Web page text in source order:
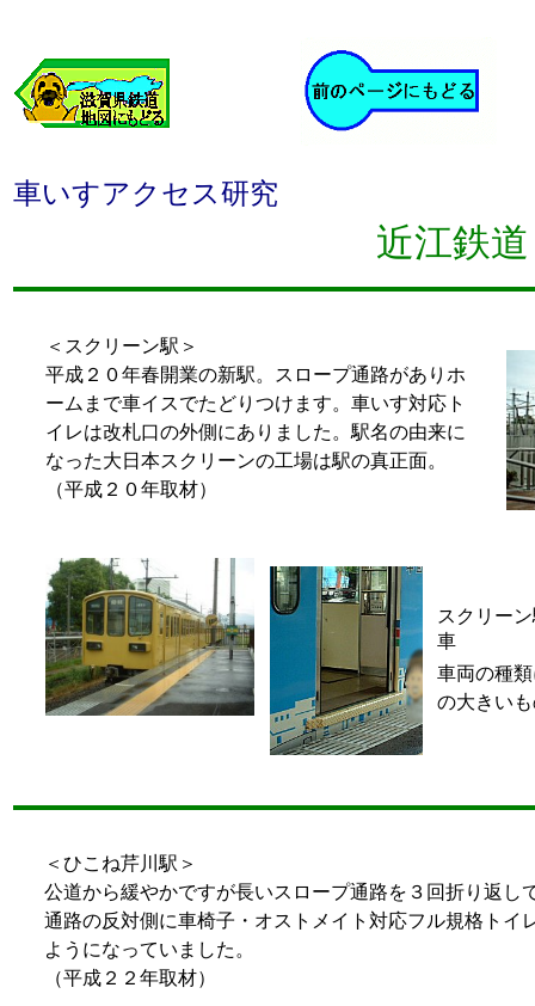
車いすアクセス研究
近江鉄
＜スクリーン駅＞
平成２０年春開業の新駅。スロープ通路がありホ
ームまで車イスでたどりつけます。車いす対応ト
イレは改札口の外側にありました。駅名の由来に
なった大日本スクリーンの工場は駅の真正面。
（平成２０年取材）
スクリー
車
車両の種
の大きい
＜ひこね芹川駅＞
公道から緩やかですが長いスロープ通路を３回折り返
通路の反対側に車椅子・オストメイト対応フル規格ト
ようになっていました。
（平成２２年取材）